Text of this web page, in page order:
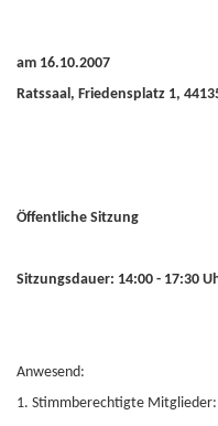
am 16.10.2007
Ratssaal, Friedensplatz 1,
Öffentliche Sitzung
Sitzungsdauer: 14:00 - 17:30
Anwesend:
1. Stimmberechtigte Mitglieder: